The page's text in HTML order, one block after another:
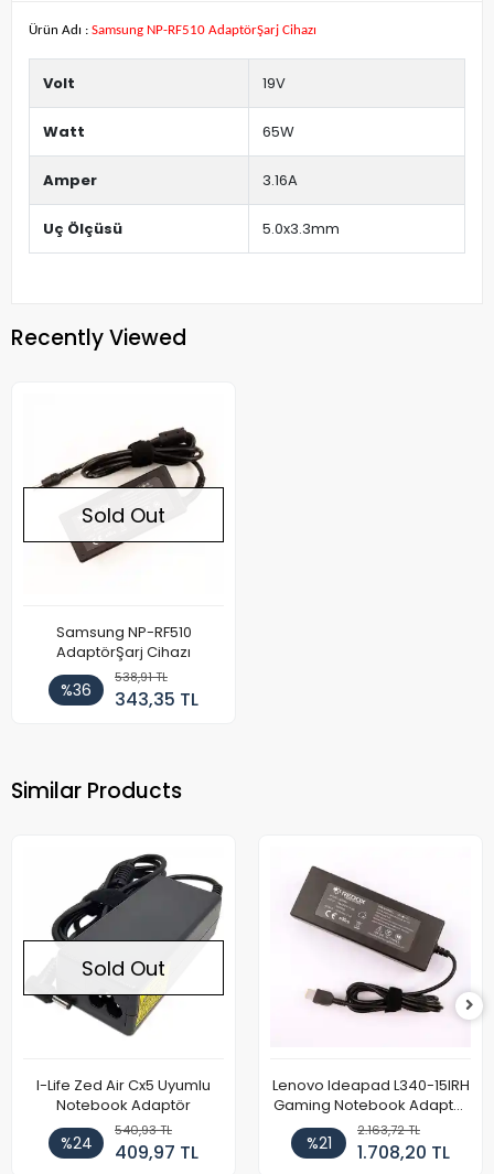
Ürün Adı : Samsung NP-RF510 AdaptörŞarj Cihazı
Volt 19V
Watt 65W
Amper 3.16A
Uç Ölçüsü 5.0x3.3mm
Recently Viewed
Sold Out
Samsung NP-RF510
AdaptörŞarj Cihazı
%36
538,91 TL
343,35 TL
Similar Products
Sold Out
I-Life Zed Air Cx5 Uyumlu
Notebook Adaptör
%24
540,93 TL
409,97 TL
Lenovo Ideapad L340-15IRH
Gaming Notebook Adaptör
Cihazı Şarj Aleti (150W)
%21
2.163,72 TL
1.708,20 TL